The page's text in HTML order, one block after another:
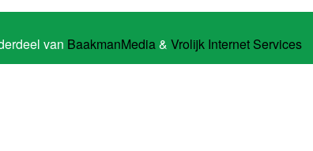
van BaakmanMedia& Vrolijk Internet Services